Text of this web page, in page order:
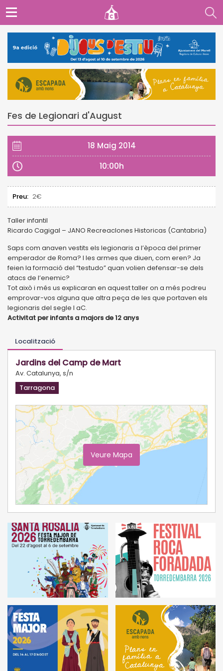
Fes de Legionari d'August
18 Maig 2014
10:00h
Preu: 2€
Taller infantil
Ricardo Cagigal – JANO RecreacIones Historicas (Cantabria)
Saps com anaven vestits els legionaris a l’època del primer
emperador de Roma? I les armes que diuen, com eren? Ja
feien la formació del “testudo” quan volien defensar-se dels
atacs de l’enemic?
Tot això i més us explicaran en aquest taller on a més podreu
emprovar-vos alguna que altra peça de les que portaven els
legionaris del segle I aC.
Activitat per infants a majors de 12 anys
Localització
Jardins del Camp de Mart
Av. Catalunya, s/n
Tarragona
Veure Mapa